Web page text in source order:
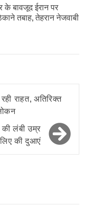
के बावजूद ईरान पर
तबाह, तेहरान नेजवाबी
राहत, अतिरिक्त
लंबी उम्र
की दुआएं